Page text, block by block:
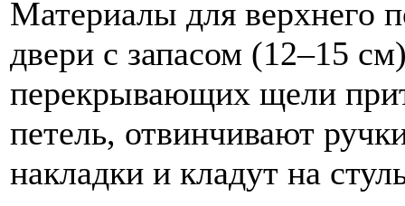
Материалы для верхнего
двери с запасом (12–15
перекрывающих щели
петель, отвинчивают
накладки и кладут на